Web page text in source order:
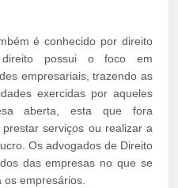
é conhecido por direito
possui o foco em
empresariais, trazendo as
exercidas por aqueles
aberta, esta que fora
serviços ou realizar a
Os advogados de Direito
das empresas no que se
empresários.